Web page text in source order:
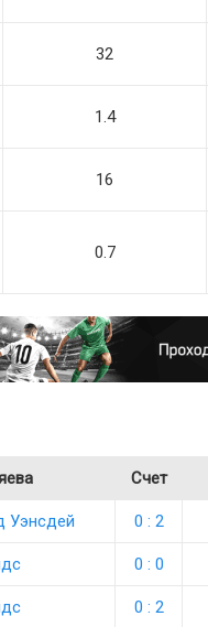
32
1.4
16
0.7
Счет
0 : 2
0 : 0
0 : 2